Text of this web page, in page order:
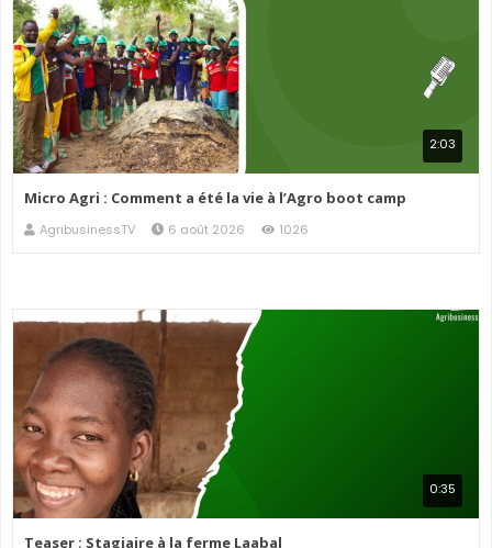
2:03
Micro Agri : Comment a été la vie à l’Agro boot camp
AgribusinessTV 6 août 2026 1026
0:35
Teaser : Stagiaire à la ferme Laabal